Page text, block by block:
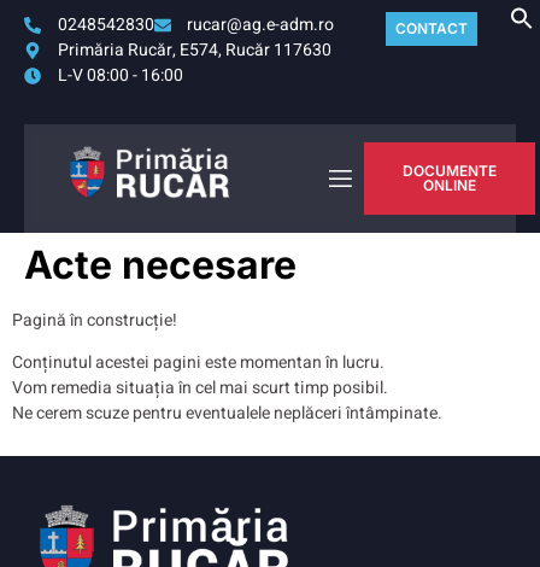
0248542830
rucar@ag.e-adm.ro
Primăria Rucăr, E574, Rucăr 117630
L-V 08:00 - 16:00
CONTACT
DOCUMENTE
ONLINE
Acte necesare
Pagină în construcție!
Conținutul acestei pagini este momentan în lucru.
Vom remedia situația în cel mai scurt timp posibil.
Ne cerem scuze pentru eventualele neplăceri întâmpinate.